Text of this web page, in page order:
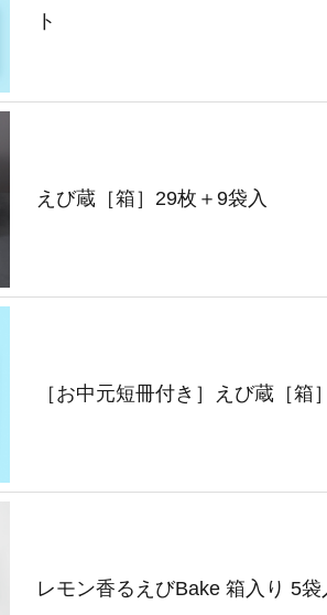
ト
えび蔵［箱］29枚＋9袋入
［お中元短冊付き］えび蔵［箱
レモン香るえびBake 箱入り 5袋